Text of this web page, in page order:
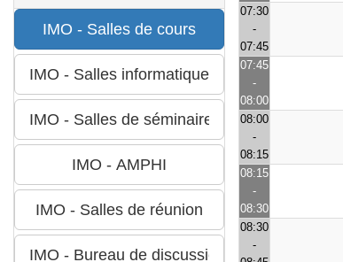
07:30
-
07:45
07:45
-
08:00
08:00
-
08:15
08:15
-
08:30
08:30
-